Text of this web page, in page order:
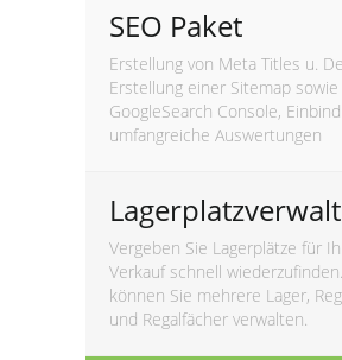
SEO Paket
Erstellung von Meta Titles u.
Erstellung einer Sitemap
GoogleSearch Console,
umfangreiche Auswertungen
Vergeben Sie Lagerplätze für
Verkauf schnell
können Sie mehrere Lager,
und Regalfächer verwalten.